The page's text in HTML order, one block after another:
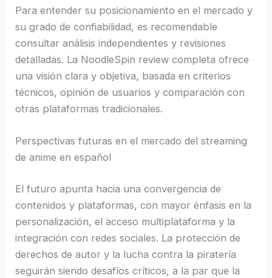
Para entender su posicionamiento en el mercado y
su grado de confiabilidad, es recomendable
consultar análisis independientes y revisiones
detalladas. La NoodleSpin review completa ofrece
una visión clara y objetiva, basada en criterios
técnicos, opinión de usuarios y comparación con
otras plataformas tradicionales.
Perspectivas futuras en el mercado del streaming
de anime en español
El futuro apunta hacia una convergencia de
contenidos y plataformas, con mayor énfasis en la
personalización, el acceso multiplataforma y la
integración con redes sociales. La protección de
derechos de autor y la lucha contra la piratería
seguirán siendo desafíos críticos, a la par que la